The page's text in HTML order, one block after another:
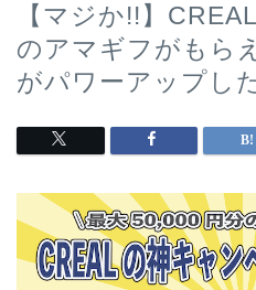
【マジか!!】
のアマギフがもら
がパワーアップし